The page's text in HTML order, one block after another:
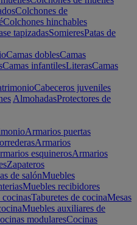
Colchones de
Colchones hinchables
tapizadasSomieresPatas de
Camas doblesCamas
Camas infantilesLiterasCamas
Cabeceros juveniles
AlmohadasProtectores de
Armarios puertas
Armarios
esquinerosArmarios
Zapateros
de salónMuebles
Muebles recibidores
cocinasTaburetes de cocinaMesas
Muebles auxiliares de
modularesCocinas